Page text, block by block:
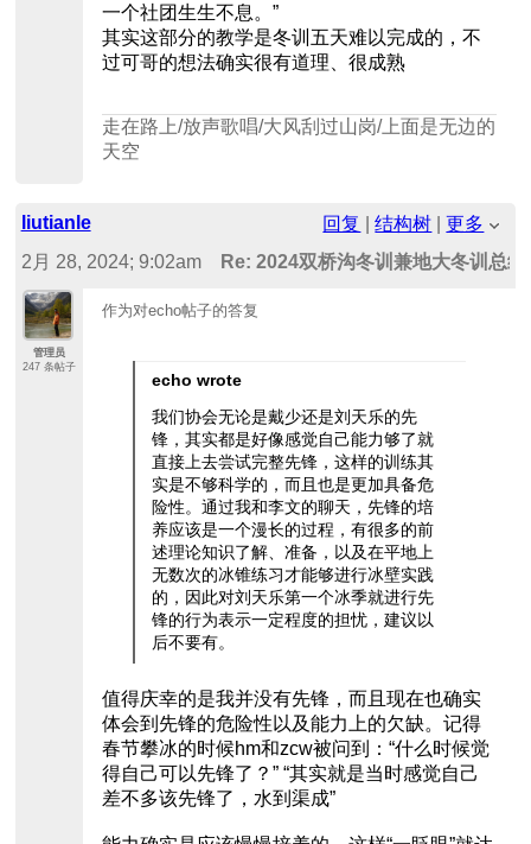
一个社团生生不息。”
其实这部分的教学是冬训五天难以完成的，不
过可哥的想法确实很有道理、很成熟
走在路上/放声歌唱/大风刮过山岗/上面是无边的
天空
liutianle 回复 |结构树 |更多
2月 28, 2024; 9:02am
Re: 2024双桥沟冬训兼地大冬训总结
管理员
247 条帖子
作为对echo帖子的答复
echo wrote
我们协会无论是戴少还是刘天乐的先
锋，其实都是好像感觉自己能力够了就
直接上去尝试完整先锋，这样的训练其
实是不够科学的，而且也是更加具备危
险性。通过我和李文的聊天，先锋的培
养应该是一个漫长的过程，有很多的前
述理论知识了解、准备，以及在平地上
无数次的冰锥练习才能够进行冰壁实践
的，因此对刘天乐第一个冰季就进行先
锋的行为表示一定程度的担忧，建议以
后不要有。
值得庆幸的是我并没有先锋，而且现在也确实
体会到先锋的危险性以及能力上的欠缺。记得
春节攀冰的时候hm和zcw被问到：“什么时候觉
得自己可以先锋了？” “其实就是当时感觉自己
差不多该先锋了，水到渠成”